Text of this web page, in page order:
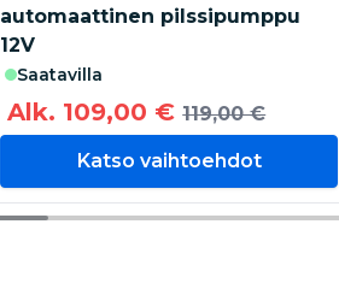
automaattinen pilssipumppu
12V
saatavilla
Alk. 109,00 € 119,00 €
Katso vaihtoehdot